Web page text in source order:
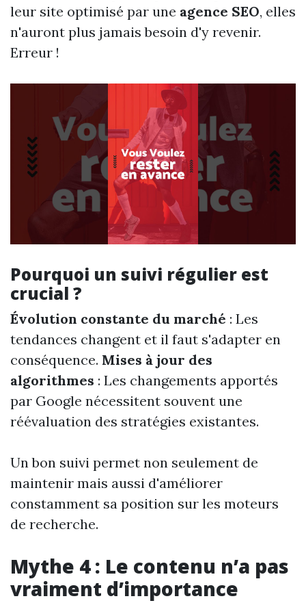
leur site optimisé par une agence SEO, elles
n'auront plus jamais besoin d'y revenir.
Erreur !
Pourquoi un suivi régulier est
crucial ?
Évolution constante du marché : Les
tendances changent et il faut s'adapter en
conséquence. Mises à jour des
algorithmes : Les changements apportés
par Google nécessitent souvent une
réévaluation des stratégies existantes.
Un bon suivi permet non seulement de
maintenir mais aussi d'améliorer
constamment sa position sur les moteurs
de recherche.
Mythe 4 : Le contenu n’a pas
vraiment d’importance